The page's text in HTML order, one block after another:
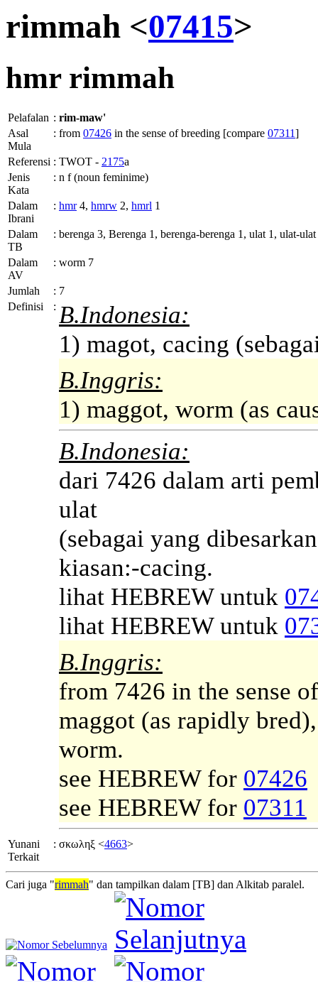
rimmah <07415>
hmrrimmah
Pelafalan : rim-maw'
Asal
Mula
: from 07426 in the sense of breeding [compare 07311]
Referensi : TWOT - 2175a
Jenis
Kata
: n f (noun feminime)
Dalam
Ibrani
: hmr4, hmrw 2, hmrl 1
Dalam
TB
: berenga 3, Berenga 1, berenga-berenga 1, ulat 1, ulat-
Dalam
AV
: worm 7
Jumlah : 7
Definisi
: B.Indonesia:
1) magot, cacing
B.Inggris:
1) maggot, worm (as
B.Indonesia:
dari 7426 dalam arti
ulat
(sebagai yang
kiasan:-cacing.
lihat HEBREW untuk
lihat HEBREW untuk
B.Inggris:
from 7426 in the sense
maggot (as rapidly
worm.
see HEBREW for 07426
see HEBREW for 07311
Yunani
Terkait
: σκωληξ <4663>
Cari juga "rimmah" dan tampilkan dalam [TB] dan Alkitab paralel.